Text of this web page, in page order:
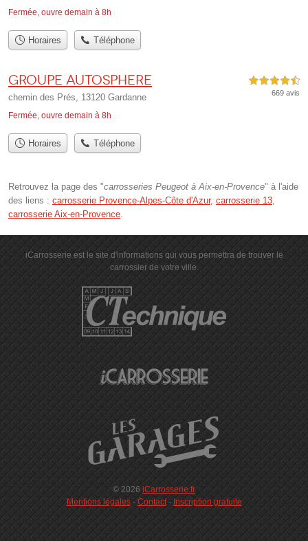
Fermée, ouvre demain à 8h
Horaires Téléphone
Groupe Autosphere
chemin des Prés, 13120 Gardanne
Fermée, ouvre demain à 8h
4,5 étoiles sur 5
669 avis
Horaires Téléphone
Retrouvez la page des "carrosseries Peugeot à Aix-en-Provence" à l'aide
des liens : carrosserie Provence-Alpes-Côte d'Azur, carrosserie 13,
carrosserie Aix-en-Provence.
iCarrosserie est le site d'informations qui vous permettra de trouver le
carrossier de votre ville.
© 2026 iCarrosserie.fr
Mentions légales- Contact- Inscription gratuite